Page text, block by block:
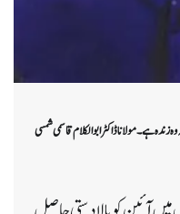
ہے۔ مولانا ڈاکٹر ابوالکلام قاسمی شمسی